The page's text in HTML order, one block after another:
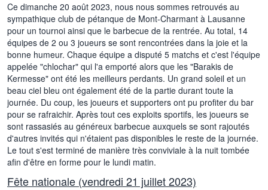
Ce dimanche 20 août 2023, nous nous sommes retrouvés au
sympathique club de pétanque de Mont-Charmant à Lausanne
pour un tournoi ainsi que le barbecue de la rentrée. Au total, 14
équipes de 2 ou 3 joueurs se sont rencontrées dans la joie et la
bonne humeur. Chaque équipe a disputé 5 matchs et c'est l'équipe
appelée "chlochar" qui l'a emporté alors que les "Barakis de
Kermesse" ont été les meilleurs perdants. Un grand soleil et un
beau ciel bleu ont également été de la partie durant toute la
journée. Du coup, les joueurs et supporters ont pu profiter du bar
pour se rafraichir. Après tout ces exploits sportifs, les joueurs se
sont rassasiés au généreux barbecue auxquels se sont rajoutés
d'autres invités qui n'étaient pas disponibles le reste de la journée.
Le tout s'est terminé de manière très conviviale à la nuit tombée
afin d'être en forme pour le lundi matin.
Fête nationale (vendredi 21 juillet 2023)